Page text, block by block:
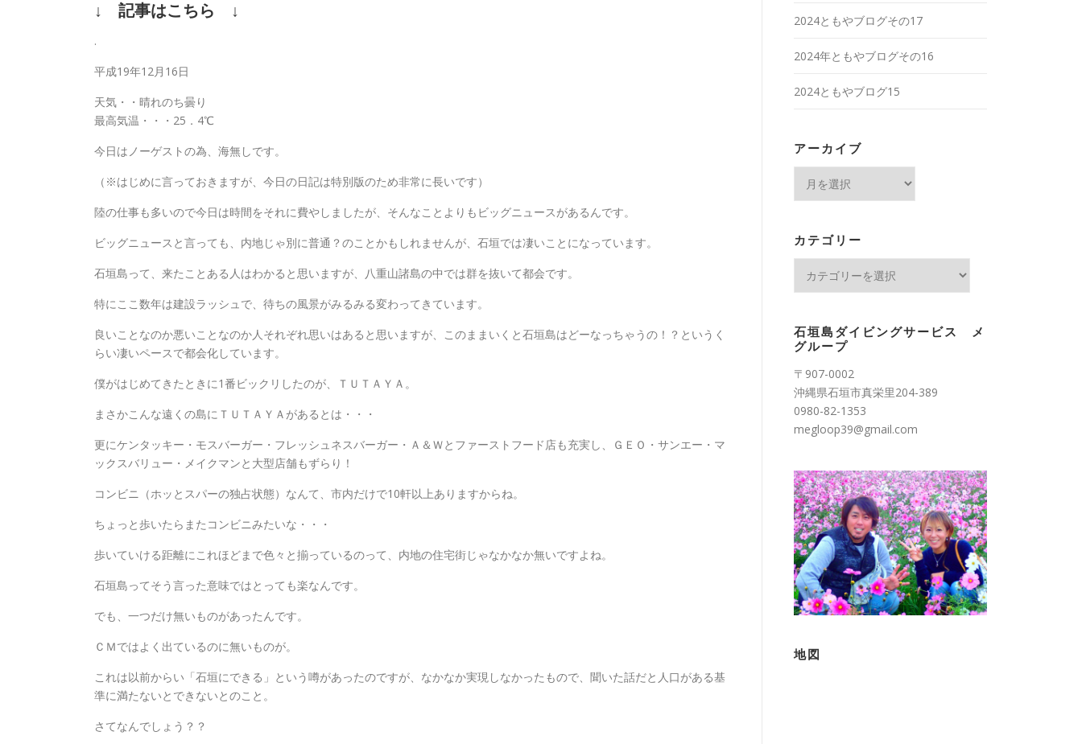
↓ 記事はこちら ↓
.
平成19年12月16日
天気・・晴れのち曇り
最高気温・・・25．4℃
今日はノーゲストの為、海無しです。
（※はじめに言っておきますが、今日の日記は特別版のため非常に長いです）
陸の仕事も多いので今日は時間をそれに費やしましたが、そんなことよりもビッグニュースがあるんです。
ビッグニュースと言っても、内地じゃ別に普通？のことかもしれませんが、石垣では凄いことになっています。
石垣島って、来たことある人はわかると思いますが、八重山諸島の中では群を抜いて都会です。
特にここ数年は建設ラッシュで、待ちの風景がみるみる変わってきています。
良いことなのか悪いことなのか人それぞれ思いはあると思いますが、このままいくと石垣島はどーなっちゃうの！？というく
らい凄いペースで都会化しています。
僕がはじめてきたときに1番ビックリしたのが、ＴＵＴＡＹＡ。
まさかこんな遠くの島にＴＵＴＡＹＡがあるとは・・・
更にケンタッキー・モスバーガー・フレッシュネスバーガー・Ａ＆Ｗとファーストフード店も充実し、ＧＥＯ・サンエー・マ
ックスバリュー・メイクマンと大型店舗もずらり！
コンビニ（ホッとスパーの独占状態）なんて、市内だけで10軒以上ありますからね。
ちょっと歩いたらまたコンビニみたいな・・・
歩いていける距離にこれほどまで色々と揃っているのって、内地の住宅街じゃなかなか無いですよね。
石垣島ってそう言った意味ではとっても楽なんです。
でも、一つだけ無いものがあったんです。
ＣＭではよく出ているのに無いものが。
これは以前からい「石垣にできる」という噂があったのですが、なかなか実現しなかったもので、聞いた話だと人口がある基
準に満たないとできないとのこと。
さてなんでしょう？？
2024ともやブログその17
2024年ともやブログその16
2024ともやブログ15
アーカイブ
ブ
カテゴリー
ー
石垣島ダイビングサービス メ
グループ
〒907-0002
沖縄県石垣市真栄里204-389
0980-82-1353
megloop39@gmail.com
地図